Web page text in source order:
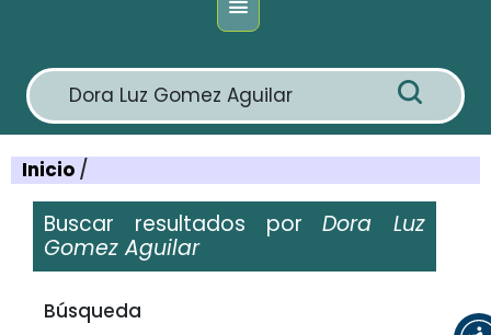
Inicio /
Buscar resultados porDora Luz
Gomez Aguilar
Filtros avanzados
Búsqueda